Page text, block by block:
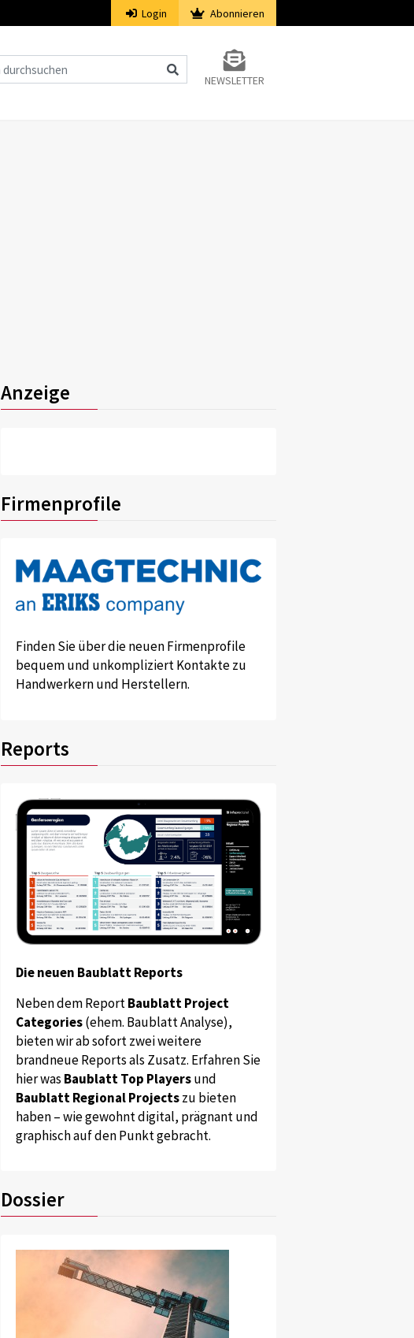
Login Abonnieren
NEWSLETTER
Anzeige
Firmenprofile
Finden Sie über die neuen Firmenprofile
bequem und unkompliziert Kontakte zu
Handwerkern und Herstellern.
Reports
Die neuen Baublatt Reports
Neben dem ReportBaublatt Project
Categories(ehem. Baublatt Analyse),
bieten wir ab sofort zwei weitere
brandneue Reports als Zusatz. Erfahren Sie
hier was Baublatt Top Playersund
Baublatt Regional Projectszu bieten
haben – wie gewohnt digital, prägnant und
graphisch auf den Punkt gebracht.
Dossier